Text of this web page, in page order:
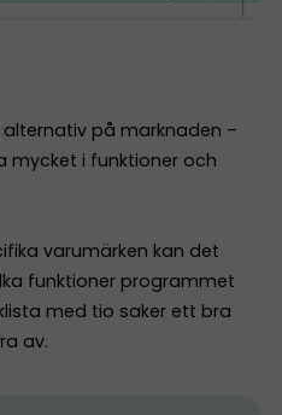
på marknaden –
mycket i funktioner och
varumärken kan det
funktioner programmet
med tio saker ett bra
av.